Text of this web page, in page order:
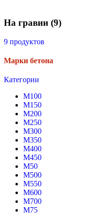
На гравии (9)
9 продуктов
Марки бетона
Категории
М100
М150
М200
М250
М300
М350
М400
М450
М50
М500
М550
М600
М700
М75